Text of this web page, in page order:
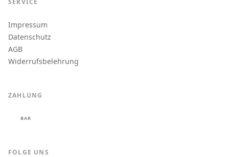
SERVICE
Impressum
Datenschutz
AGB
Widerrufsbelehrung
ZAHLUNG
BAR
FOLGE UNS